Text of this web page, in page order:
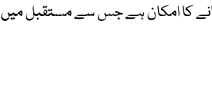
کا امکان ہے جس سے مستقبل میں